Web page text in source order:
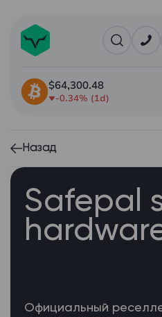
$64,300.48
-0.34% (1d)
Safepal
Официальный
Назад